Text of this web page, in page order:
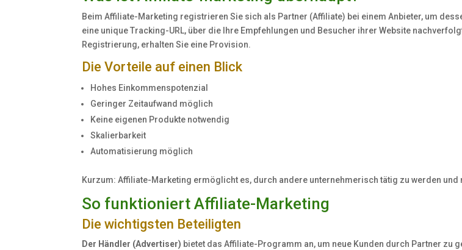
Beim Affiliate-Marketing registrieren Sie sich als Partner (Affiliate) bei einem Anbieter, um
eine unique Tracking-URL, über die Ihre Empfehlungen und Besucher ihrer Website
Registrierung, erhalten Sie eine Provision.
Die Vorteile auf einen Blick
Hohes Einkommenspotenzial
Geringer Zeitaufwand möglich
Keine eigenen Produkte notwendig
Skalierbarkeit
Automatisierung möglich
Kurzum: Affiliate-Marketing ermöglicht es, durch andere unternehmerisch tätig zu werden und
So funktioniert Affiliate-Marketing
Die wichtigsten Beteiligten
Der Händler (Advertiser) bietet das Affiliate-Programm an, um neue Kunden durch Partner zu